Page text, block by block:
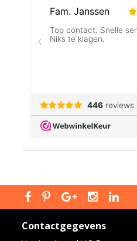
Contactgegevens